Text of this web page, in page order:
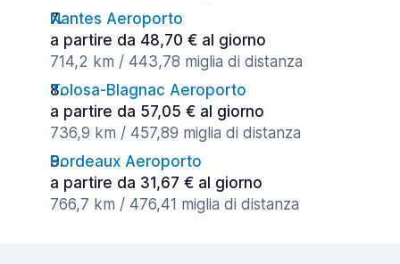
Nantes Aeroporto
a partire da 48,70 € al giorno
714,2 km / 443,78 miglia di distanza
Tolosa-Blagnac Aeroporto
a partire da 57,05 € al giorno
736,9 km / 457,89 miglia di distanza
Bordeaux Aeroporto
a partire da 31,67 € al giorno
766,7 km / 476,41 miglia di distanza